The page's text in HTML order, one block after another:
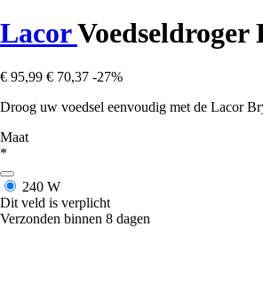
LacorVoedseldroger
€ 95,99 € 70,37 -27%
Droog uw voedsel eenvoudig met de Lacor
Maat
*
240 W
Dit veld is verplicht
Verzonden binnen 8 dagen